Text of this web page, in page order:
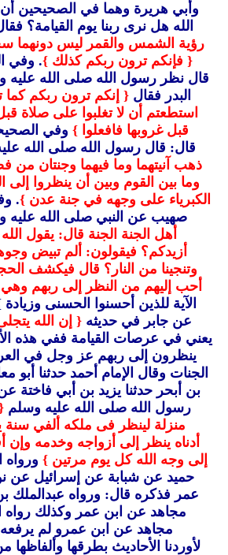
وأبي هريرة وهما في الصحيحين أن
الله هل نرى ربنا يوم القيامة؟
رؤية الشمس والقمر ليس دونهما
{ فإنكم ترون ربكم كذلك }. وفي
قال نظر رسول الله صلى الله عليه
البدر فقال { إنكم ترون ربكم كما
استطعتم أن لا تغلبوا على صلاة
قبل غروبها فافعلوا }وفي
قال: قال رسول الله صلى الله
ذهب آنيتهما وما فيهما وجنتان من
وما بين القوم وبين أن ينظروا إلى
الكبرياء على وجهه في جنة عدن }.
صهيب عن النبي صلى الله عليه
أهل الجنة الجنة قال: يقول
أزيدكم؟ فيقولون: ألم تبيض
وتنجينا من النار؟ قال فيكشف
أحب إليهم من النظر إلى ربهم وهي
الآية للذين أحسنوا الحسنى وزيادة
عن جابر في حديثه { إن الله
يعني في عرصات القيامة ففي هذه
ينظرون إلى ربهم عز وجل في
الجنات وقال الإمام أحمد حدثنا أبو
بن أبحر حدثنا يزيد بن أبي فاختة
رسول الله صلى الله عليه وسلم
منزلة لينظر فى ملكه ألفي
أدناه ينظر إلى أزواجه وخدمه وإن
إلى وجه الله كل يوم مرتين }ورواه
حميد عن شبابة عن إسرائيل عن
عمر فذكره قال: ورواه عبدالملك
مجاهد عن ابن عمر وكذلك رواه
مجاهد عن ابن عمرو لم يرفعه
لأوردنا الأحاديث بطرقها